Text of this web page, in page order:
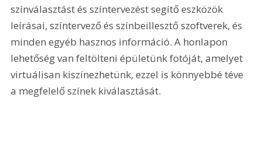
színválasztást és színtervezést segítő eszközök
leírásai, színtervező és színbeillesztő szoftverek, és
minden egyéb hasznos információ. A honlapon
lehetőség van feltölteni épületünk fotóját, amelyet
virtuálisan kiszínezhetünk, ezzel is könnyebbé téve
a megfelelő színek kiválasztását.